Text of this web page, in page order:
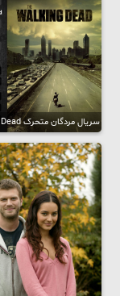
سریال مردگان متحرک The Walking Dead